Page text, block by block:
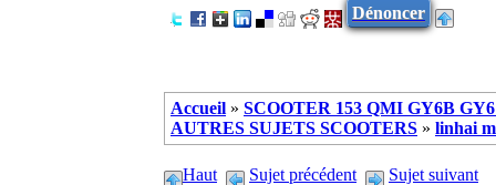
Dénoncer
Accueil » SCOOTER 153 QMI GY6B
AUTRES SUJETS SCOOTERS » linhai
Haut Sujet précédent Sujet suivant